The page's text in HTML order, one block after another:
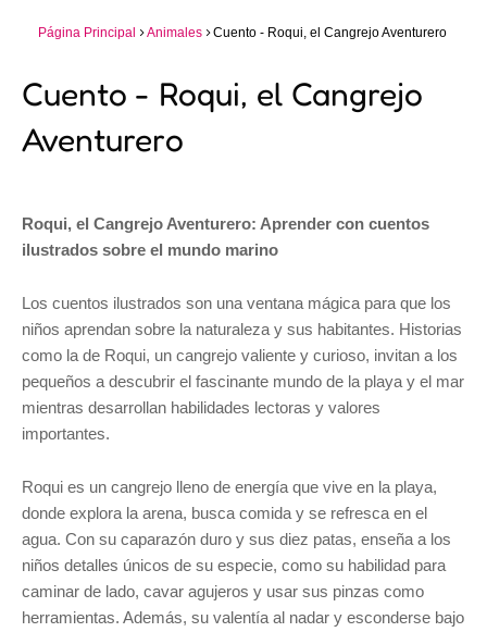
Página Principal Animales Cuento - Roqui, el Cangrejo Aventurero
Cuento - Roqui, el Cangrejo
Aventurero
Roqui, el Cangrejo Aventurero: Aprender con cuentos
ilustrados sobre el mundo marino
Los cuentos ilustrados son una ventana mágica para que los
niños aprendan sobre la naturaleza y sus habitantes. Historias
como la de Roqui, un cangrejo valiente y curioso, invitan a los
pequeños a descubrir el fascinante mundo de la playa y el mar
mientras desarrollan habilidades lectoras y valores
importantes.
Roqui es un cangrejo lleno de energía que vive en la playa,
donde explora la arena, busca comida y se refresca en el
agua. Con su caparazón duro y sus diez patas, enseña a los
niños detalles únicos de su especie, como su habilidad para
caminar de lado, cavar agujeros y usar sus pinzas como
herramientas. Además, su valentía al nadar y esconderse bajo